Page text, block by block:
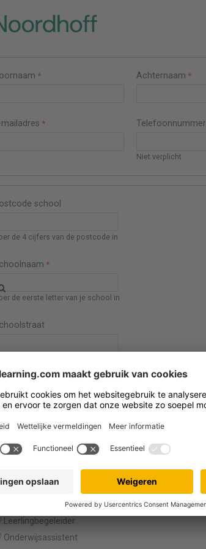
Achternaam
mailadres Telefoonnummer
Niet verplicht
school
de 4 cijfers van de postcode in
de eerste letter van je school in
Leerkracht
Leerkracht Spec. Onderwijs
Directeur
Leerlingbegeleider
Onderwijsassistent